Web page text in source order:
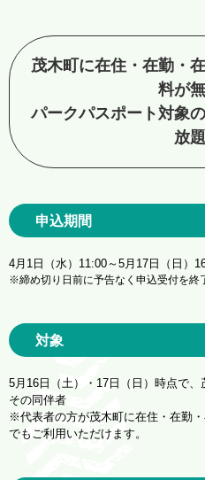
ショップ
アトラクション
待ち時間案内
営業時間
場内マップ
茂木町に在住・在勤・
料が
パークパスポート対象
放
申込期間
4月1日（水）11:00～5月17日（日）
※締め切り日前に予告なく申込受付を終
対象
5月16日（土）・17日（日）時点で、
その同伴者
※代表者の方が茂木町に在住・在勤
でもご利用いただけます。